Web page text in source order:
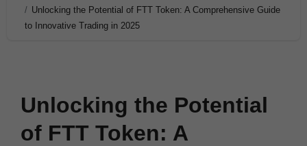
Unlocking the Potential of FTT Token: A Comprehensive Guide
to Innovative Trading in 2025
Unlocking the Potential
of FTT Token: A